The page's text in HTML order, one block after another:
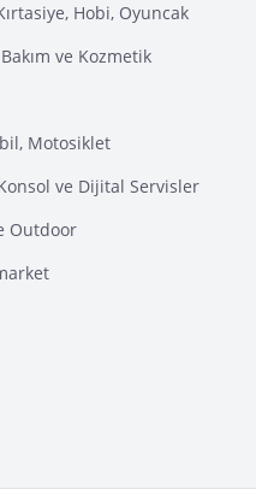
Hobi, Oyuncak
ve Kozmetik
Motosiklet
ve Dijital Servisler
Outdoor